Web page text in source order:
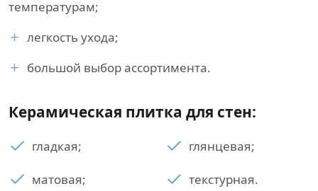
температурам;
легкость ухода;
большой выбор ассортимента.
Керамическая плитка для стен:
гладкая;
матовая;
глянцевая;
текстурная.